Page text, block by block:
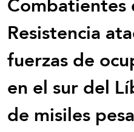
Resistencia
fuerzas de
en el sur del
de misiles